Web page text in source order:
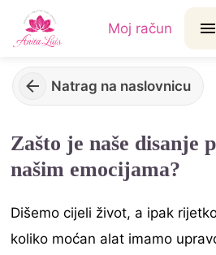
Moj račun
Natrag na naslovnicu
Zašto je naše disanje
našim emocijama?
Dišemo cijeli život, a ipak
koliko moćan alat imamo